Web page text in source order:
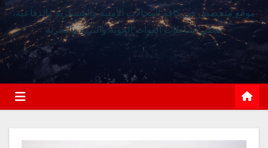
موقع متخصص في كافة المجالات الأمنية والعسكرية والدفاعية،
يغطي نشاطات القوات الجوية والبرية والبحرية